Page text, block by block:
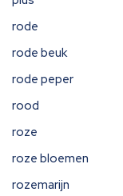
rode
rode beuk
rode peper
rood
roze
roze bloemen
rozemarijn